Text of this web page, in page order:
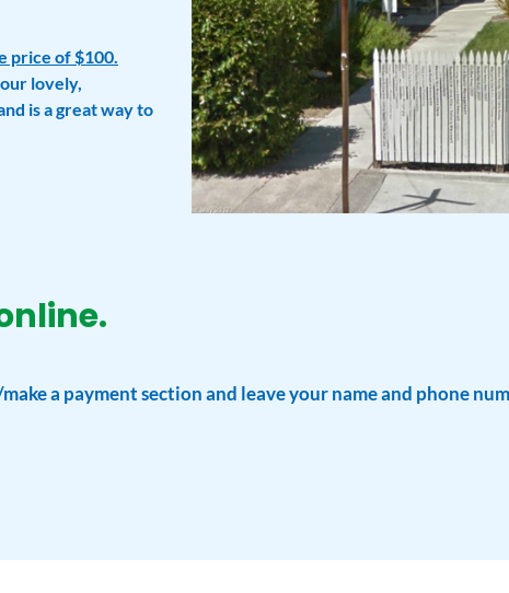
price of $100.
lovely,
is a great way to
a payment section and leave your name and phone